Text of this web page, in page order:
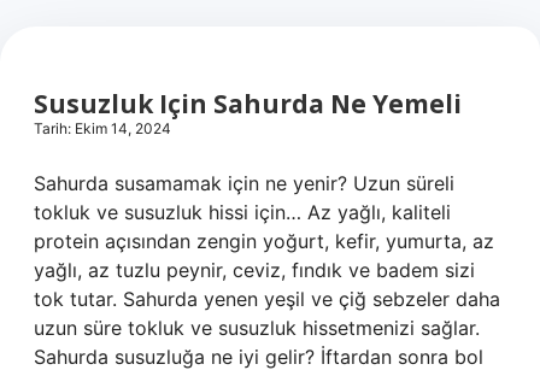
Susuzluk Için Sahurda Ne Yemeli
Tarih: Ekim 14, 2024
Sahurda susamamak için ne yenir? Uzun süreli
tokluk ve susuzluk hissi için… Az yağlı, kaliteli
protein açısından zengin yoğurt, kefir, yumurta, az
yağlı, az tuzlu peynir, ceviz, fındık ve badem sizi
tok tutar. Sahurda yenen yeşil ve çiğ sebzeler daha
uzun süre tokluk ve susuzluk hissetmenizi sağlar.
Sahurda susuzluğa ne iyi gelir? İftardan sonra bol